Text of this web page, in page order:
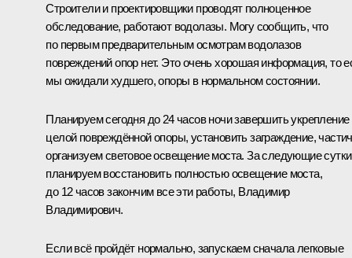
Строители и проектировщики проводят полноценное
обследование, работают водолазы. Могу сообщить, что
по первым предварительным осмотрам водолазов
повреждений опор нет. Это очень хорошая информация, то
мы ожидали худшего, опоры в нормальном состоянии.
Планируем сегодня до 24 часов ночи завершить укрепление
целой повреждённой опоры, установить заграждение,
организуем световое освещение моста. За следующие сутки
планируем восстановить полностью освещение моста,
до 12 часов закончим все эти работы, Владимир
Владимирович.
Если всё пройдёт нормально, запускаем сначала легковые